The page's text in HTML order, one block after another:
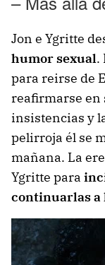
Jon e Ygritte
humor sexual.
para reirse de
reafirmarse en
insistencias y
pelirroja él se
mañana. La
Ygritte para
continuarlas a